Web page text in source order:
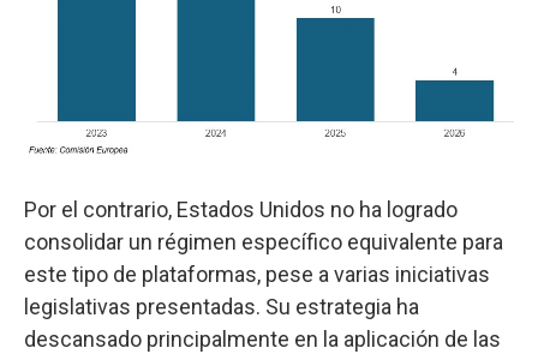
Por el contrario, Estados Unidos no ha logrado
consolidar un régimen específico equivalente para
este tipo de plataformas, pese a varias iniciativas
legislativas presentadas. Su estrategia ha
descansado principalmente en la aplicación de las